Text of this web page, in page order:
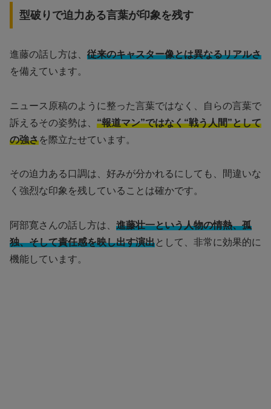
型破りで迫力ある言葉が印象を残す
進藤の話し方は、 従来のキャスター像とは異なるリアルさ
を備えています。
ニュース原稿のように整った言葉ではなく、自らの言葉で
訴えるその姿勢は、 “報道マン”ではなく“戦う人間”として
の強さを際立たせています。
その迫力ある口調は、好みが分かれるにしても、間違いな
く強烈な印象を残していることは確かです。
阿部寛さんの話し方は、 進藤壮一という人物の情熱、孤
独、そして責任感を映し出す演出として、非常に効果的に
機能しています。